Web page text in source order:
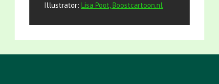
Illustrator: Lisa Poot, Boostcartoon.nl